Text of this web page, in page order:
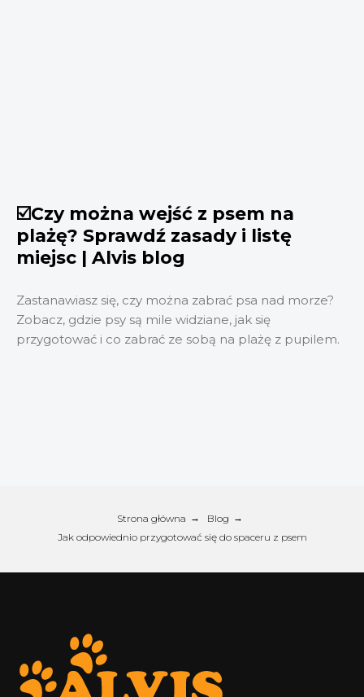
☑️Czy można wejść z psem na
plażę? Sprawdź zasady i listę
miejsc | Alvis blog
Zastanawiasz się, czy można zabrać psa nad morze?
Zobacz, gdzie psy są mile widziane, jak się
przygotować i co zabrać ze sobą na plażę z pupilem.
Strona główna → Blog →
Jak odpowiednio przygotować się do spaceru z psem